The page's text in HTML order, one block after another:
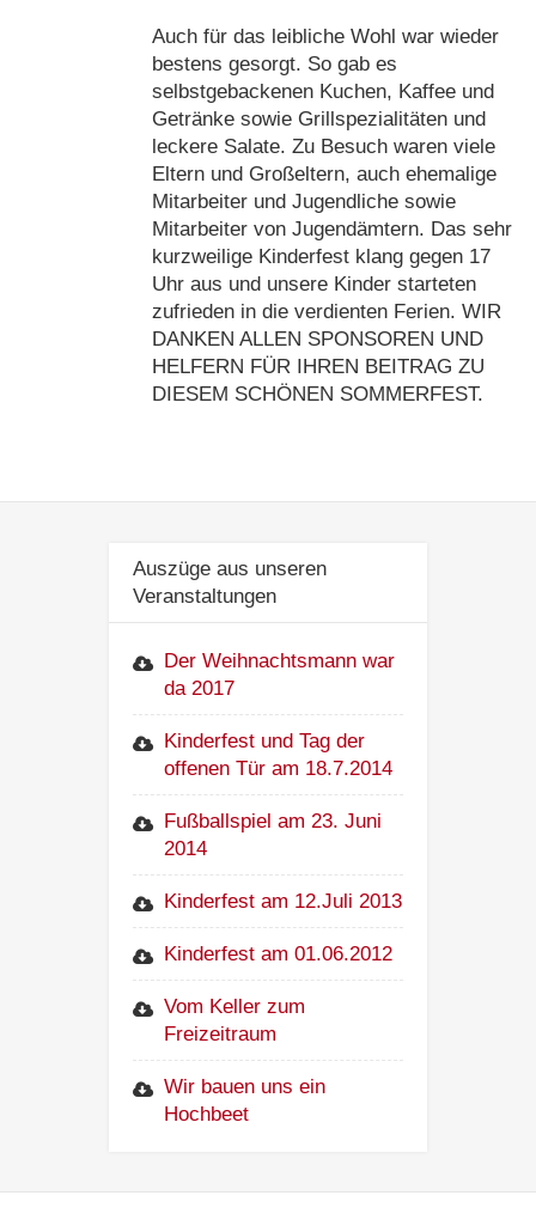
Auch für das leibliche Wohl war wieder
bestens gesorgt. So gab es
selbstgebackenen Kuchen, Kaffee und
Getränke sowie Grillspezialitäten und
leckere Salate. Zu Besuch waren viele
Eltern und Großeltern, auch ehemalige
Mitarbeiter und Jugendliche sowie
Mitarbeiter von Jugendämtern. Das sehr
kurzweilige Kinderfest klang gegen 17
Uhr aus und unsere Kinder starteten
zufrieden in die verdienten Ferien. WIR
DANKEN ALLEN SPONSOREN UND
HELFERN FÜR IHREN BEITRAG ZU
DIESEM SCHÖNEN SOMMERFEST.
Auszüge aus unseren
Veranstaltungen
Der Weihnachtsmann war
da 2017
Kinderfest und Tag der
offenen Tür am 18.7.2014
Fußballspiel am 23. Juni
2014
Kinderfest am 12.Juli 2013
Kinderfest am 01.06.2012
Vom Keller zum
Freizeitraum
Wir bauen uns ein
Hochbeet